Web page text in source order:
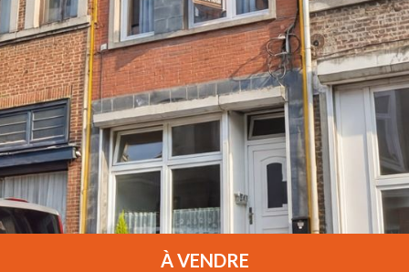
À VENDRE